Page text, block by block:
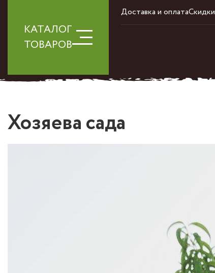
КАТАЛОГ
ТОВАРОВ
Доставка и оплатаСкидки
Хозяева сада